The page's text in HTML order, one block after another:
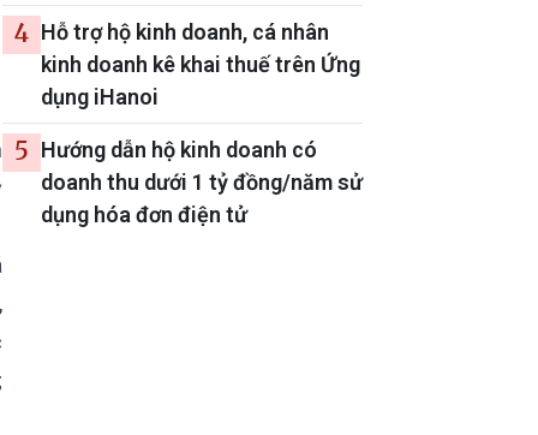
4 Hỗ trợ hộ kinh doanh, cá nhân
kinh doanh kê khai thuế trên Ứng
dụng iHanoi
5 Hướng dẫn hộ kinh doanh có
doanh thu dưới 1 tỷ đồng/năm sử
dụng hóa đơn điện tử